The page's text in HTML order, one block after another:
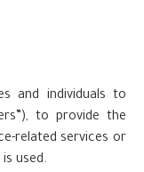
and individuals to
to provide the
related services or
used.